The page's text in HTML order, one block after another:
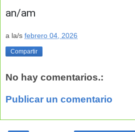
an/am
a la/s febrero 04, 2026
Compartir
No hay comentarios.:
Publicar un comentario